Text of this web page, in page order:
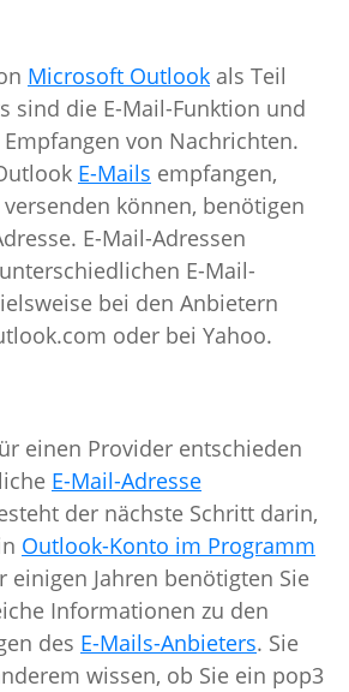
Microsoft Outlook als Teil
sind die E-Mail-Funktion und
von Nachrichten.
E-Mails empfangen,
können, benötigen
E-Mail-Adressen
E-Mail-
bei den Anbietern
oder bei Yahoo.
einen Provider entschieden
E-Mail-Adresse
der nächste Schritt darin,
Outlook-Konto im Programm
einigen Jahren benötigten Sie
Informationen zu den
des E-Mails-Anbieters. Sie
wissen, ob Sie ein pop3